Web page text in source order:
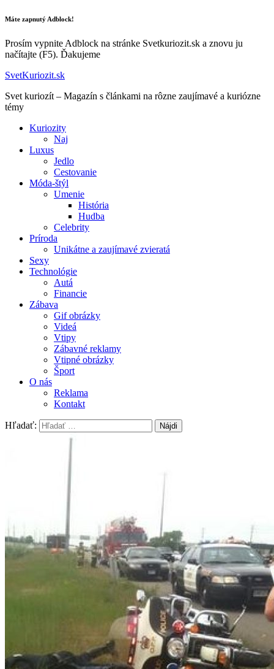
Máte zapnutý Adblock!
Prosím vypnite Adblock na stránke Svetkuriozit.sk a znovu ju
načítajte (F5). Ďakujeme
SvetKuriozit.sk
Svet kuriozít – Magazín s článkami na rôzne zaujímavé a kuriózne
témy
Kuriozity
Naj
Luxus
Jedlo
Cestovanie
Móda-štýl
Umenie
História
Hudba
Celebrity
Príroda
Unikátne a zaujímavé zvieratá
Sexy
Technológie
Autá
Financie
Zábava
Gif obrázky
Videá
Vtipy
Zábavné reklamy
Vtipné obrázky
Šport
O nás
Reklama
Kontakt
Hľadať: